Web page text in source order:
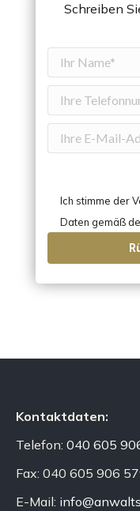
Schreiben
Ich stimme der
Daten gemäß
Kontaktdaten:
Telefon: 040 605
Fax: 040 605 906
E-Mail: